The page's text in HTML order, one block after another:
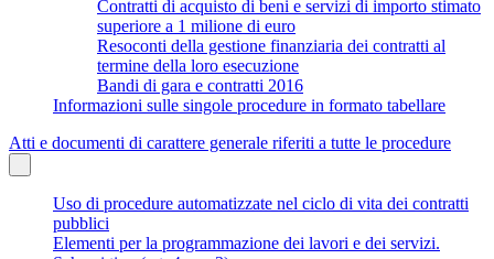
Contratti di acquisto di beni e servizi di importo stimato
superiore a 1 milione di euro
Resoconti della gestione finanziaria dei contratti al
termine della loro esecuzione
Bandi di gara e contratti 2016
Informazioni sulle singole procedure in formato tabellare
Atti e documenti di carattere generale riferiti a tutte le procedure
Uso di procedure automatizzate nel ciclo di vita dei contratti
pubblici
Elementi per la programmazione dei lavori e dei servizi.